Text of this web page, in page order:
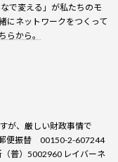
で変える」が私たちのモ
にネットワークをつくって
らから。
が、厳しい財政事情で
便振替 00150-2-607244
普）5002960 レイバーネ